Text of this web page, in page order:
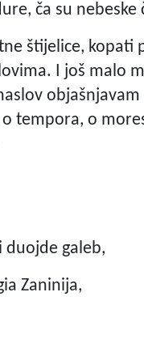
ča su nebeske
štijelice, kopati
I još malo
tempora, o
duojde galeb,
Zaninija,